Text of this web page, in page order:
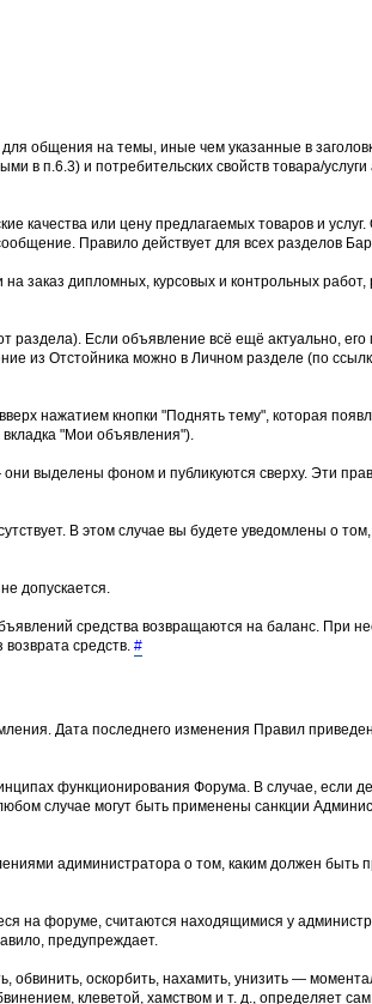
общения на темы, иные чем указанные в
в п.6.3) и потребительских свойств товара/
качества или цену предлагаемых товаров и
Правило действует для всех разделов
заказ дипломных, курсовых и контрольных
раздела). Если объявление всё ещё актуально,
из Отстойника можно в Личном разделе (по
нажатием кнопки "Поднять тему", которая
"Мои объявления").
выделены фоном и публикуются сверху. Эти
В этом случае вы будете уведомлены о
допускается.
средства возвращаются на баланс. При
средств. #
Дата последнего изменения Правил
функционирования Форума. В случае, если
случае могут быть применены санкции
адиминистратора о том, каким должен
на форуме, считаются находящимися у
предупреждает.
оскорбить, нахамить, унизить —
клеветой, хамством и т. д., определяет